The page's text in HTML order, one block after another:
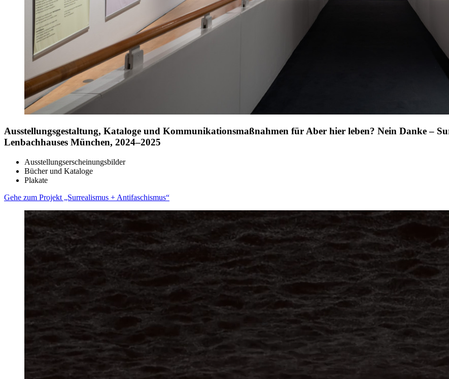
Ausstellungsgestaltung, Kataloge und Kommunikationsmaßnahmen für Aber hier leben? Nein Danke –
Lenbachhauses München, 2024–2025
Ausstellungserscheinungsbilder
Bücher und Kataloge
Plakate
Gehe zum Projekt „Surrealismus + Antifaschismus“